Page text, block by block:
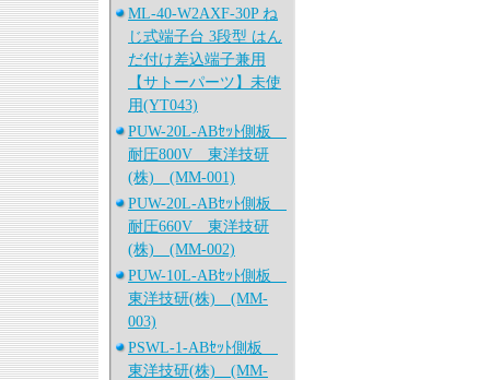
ML-40-W2AXF-30P ね
じ式端子台 3段型 はん
だ付け差込端子兼用
【サトーパーツ】未使
用(YT043)
PUW-20L-ABｾｯﾄ側板
耐圧800V 東洋技研
(株) (MM-001)
PUW-20L-ABｾｯﾄ側板
耐圧660V 東洋技研
(株) (MM-002)
PUW-10L-ABｾｯﾄ側板
東洋技研(株) (MM-
003)
PSWL-1-ABｾｯﾄ側板
東洋技研(株) (MM-